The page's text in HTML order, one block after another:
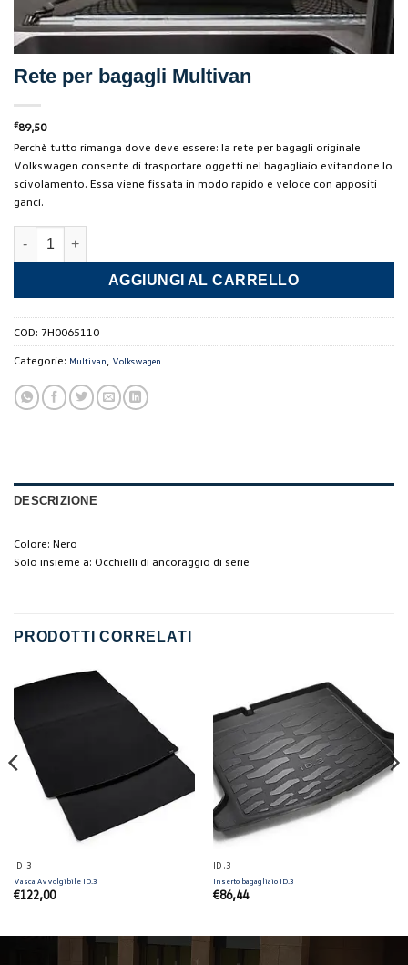
Rete per bagagli Multivan
€89,50
Perchè tutto rimanga dove deve essere: la rete per bagagli originale
Volkswagen consente di trasportare oggetti nel bagagliaio evitandone lo
scivolamento. Essa viene fissata in modo rapido e veloce con appositi
ganci.
Rete per bagagli Multivan quantità
AGGIUNGI AL CARRELLO
COD: 7H0065110
Categorie: Multivan Volkswagen
DESCRIZIONE
Colore: Nero
Solo insieme a: Occhielli di ancoraggio di serie
PRODOTTI CORRELATI
ID.3
Vasca Avvolgibile ID.3
€122,00
ID.3
Inserto bagagliaio ID.3
€86,44